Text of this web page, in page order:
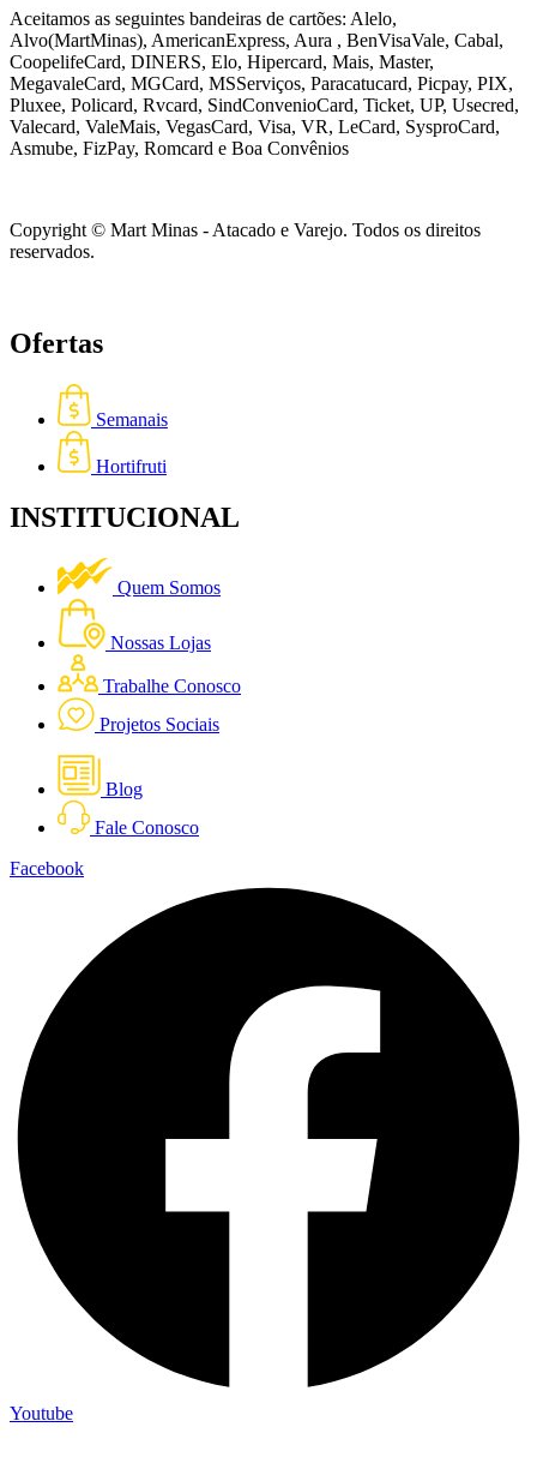
Aceitamos as seguintes bandeiras de cartões: Alelo,
Alvo(MartMinas), AmericanExpress, Aura , BenVisaVale, Cabal,
CoopelifeCard, DINERS, Elo, Hipercard, Mais, Master,
MegavaleCard, MGCard, MSServiços, Paracatucard, Picpay, PIX,
Pluxee, Policard, Rvcard, SindConvenioCard, Ticket, UP, Usecred,
Valecard, ValeMais, VegasCard, Visa, VR, LeCard, SysproCard,
Asmube, FizPay, Romcard e Boa Convênios
Copyright © Mart Minas - Atacado e Varejo. Todos os direitos
reservados.
Ofertas
Semanais
Hortifruti
INSTITUCIONAL
Quem Somos
Nossas Lojas
Trabalhe Conosco
Projetos Sociais
Blog
Fale Conosco
Facebook
Youtube